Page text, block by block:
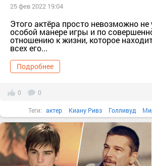
25 фев 2022 19:04
Этого актёра просто невозможно не
особой манере игры и по
отношению к жизни, которое
всех его...
Подробнее
0 0
Теги: актер Киану Ривз Голливуд